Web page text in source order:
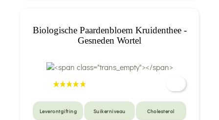
Biologische Paardenbloem Kruidenthee -
Gesneden Wortel
Leverontgifting Suikerniveau Cholesterol